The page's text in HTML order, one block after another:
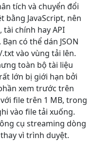
tích và chuyển đổi
JavaScript, nên
tài chính hay API
có thể dán JSON
vào vùng tải lên.
toàn bộ tài liệu
lớn bị giới hạn bởi
xem trước trên
file trên 1 MB, trong
vào file tải xuống.
cụ streaming dòng
vì trình duyệt.